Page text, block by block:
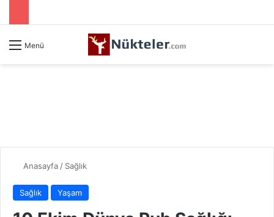
Menü
Anasayfa / Sağlık
Sağlık Yaşam